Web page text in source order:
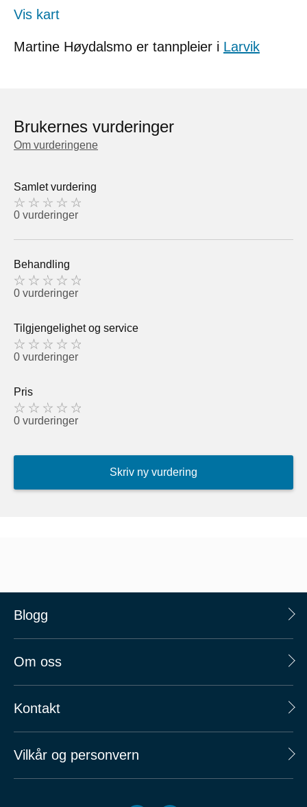
Vis kart
Martine Høydalsmo er tannpleier i Larvik
Brukernes vurderinger
Om vurderingene
Samlet vurdering
0 vurderinger
Behandling
0 vurderinger
Tilgjengelighet og service
0 vurderinger
Pris
0 vurderinger
Skriv ny vurdering
Blogg
Om oss
Kontakt
Vilkår og personvern